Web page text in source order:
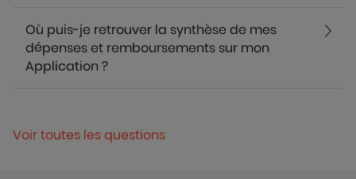
Où puis-je retrouver la synthèse de mes
dépenses et remboursements sur mon
Application ?
Voir toutes les questions